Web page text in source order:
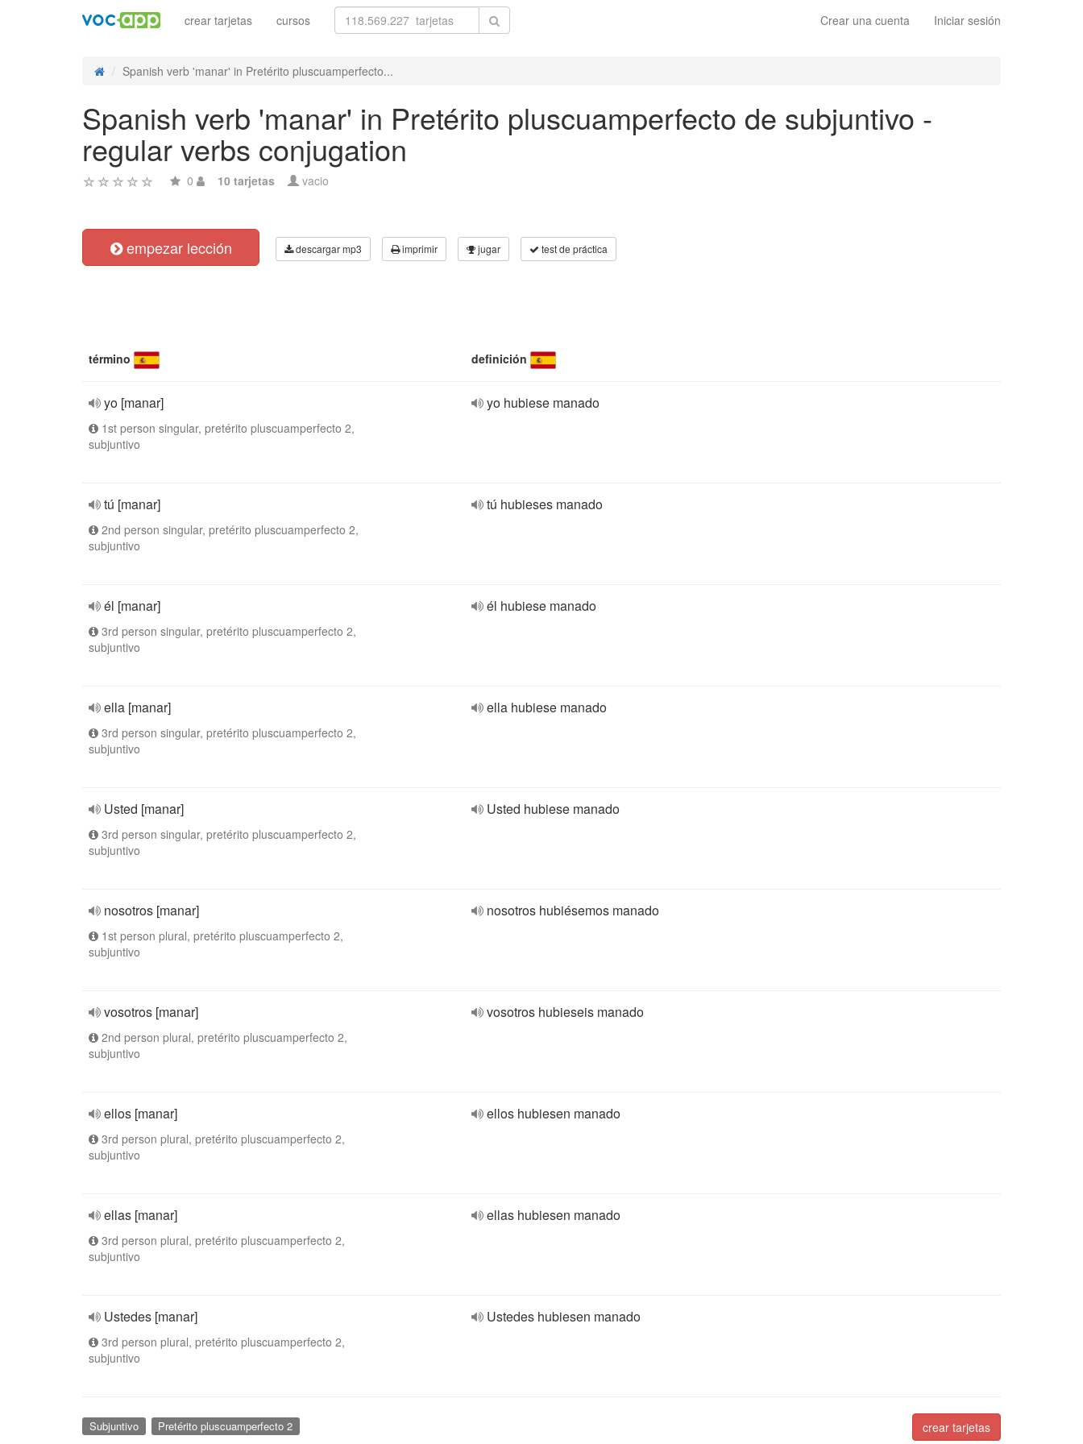
Crear una cuenta Iniciar sesión
crear tarjetas cursos
Spanish verb 'manar' in Pretérito pluscuamperfecto...
Spanish verb 'manar' in Pretérito pluscuamperfecto de subjuntivo -
regular verbs conjugation
0 10 tarjetas vacio
empezar lección descargar mp3 imprimir jugar test de práctica
término definición
yo [manar]
1st person singular, pretérito pluscuamperfecto 2,
subjuntivo
yo hubiese manado
tú [manar]
2nd person singular, pretérito pluscuamperfecto 2,
subjuntivo
tú hubieses manado
él [manar]
3rd person singular, pretérito pluscuamperfecto 2,
subjuntivo
él hubiese manado
ella [manar]
3rd person singular, pretérito pluscuamperfecto 2,
subjuntivo
ella hubiese manado
Usted [manar]
3rd person singular, pretérito pluscuamperfecto 2,
subjuntivo
Usted hubiese manado
nosotros [manar]
1st person plural, pretérito pluscuamperfecto 2,
subjuntivo
nosotros hubiésemos manado
vosotros [manar]
2nd person plural, pretérito pluscuamperfecto 2,
subjuntivo
vosotros hubieseis manado
ellos [manar]
3rd person plural, pretérito pluscuamperfecto 2,
subjuntivo
ellos hubiesen manado
ellas [manar]
3rd person plural, pretérito pluscuamperfecto 2,
subjuntivo
ellas hubiesen manado
Ustedes [manar]
3rd person plural, pretérito pluscuamperfecto 2,
subjuntivo
Ustedes hubiesen manado
crear tarjetas
Subjuntivo Pretérito pluscuamperfecto 2